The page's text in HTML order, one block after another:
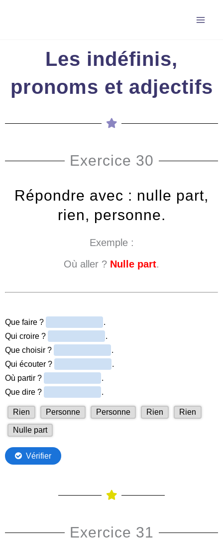
Les indéfinis,
pronoms et adjectifs
Exercice 30
Répondre avec : nulle part,
rien, personne.
Exemple :
Où aller ? Nulle part.
Exercice 31